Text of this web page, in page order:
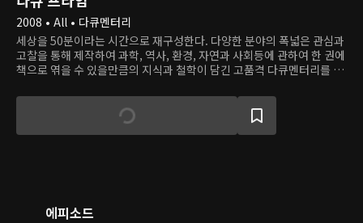
2008 • All • 다큐멘터리
세상을 50분이라는 시간으로 재구성한다. 다양한 분야의 폭넓은 관심과
고찰을 통해 제작하여 과학, 역사, 환경, 자연과 사회등에 관하여 한 권에
책으로 엮을 수 있을만큼의 지식과 철학이 담긴 고품격 다큐멘터리를 한
에피소드